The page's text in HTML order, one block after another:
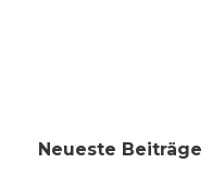
Neueste Beiträge